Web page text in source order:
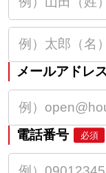
メールアドレ
電話番号 必須